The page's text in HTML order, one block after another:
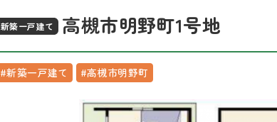
新築一戸建て 高槻市明野町1号地
#新築一戸建て #高槻市明野町